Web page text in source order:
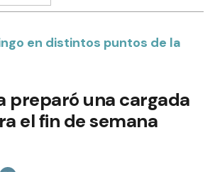
en distintos puntos de la
preparó una cargada
el fin de semana